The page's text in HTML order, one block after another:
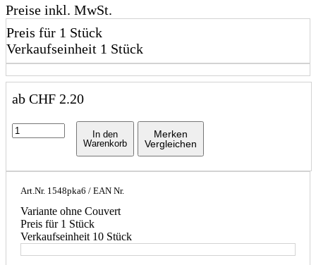
Preise inkl. MwSt.
Preis für 1 Stück
Verkaufseinheit 1 Stück
ab CHF 2.20
In den
Warenkorb
Merken
Vergleichen
Art.Nr. 1548pka6 / EAN Nr.
Variante ohne Couvert
Preis für 1 Stück
Verkaufseinheit 10 Stück